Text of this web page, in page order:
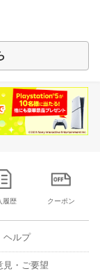
履歴 クーポン
ヘルプ
見・ご要望